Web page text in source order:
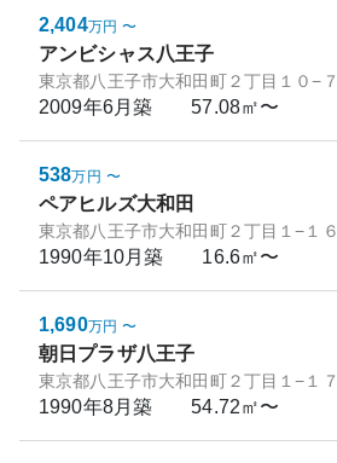
2,404万円 〜
アンビシャス八王子
東京都八王子市大和田町２丁目１０−７
2009年6月築 57.08㎡〜
538万円 〜
ペアヒルズ大和田
東京都八王子市大和田町２丁目１−１６
1990年10月築 16.6㎡〜
1,690万円 〜
朝日プラザ八王子
東京都八王子市大和田町２丁目１−１７
1990年8月築 54.72㎡〜